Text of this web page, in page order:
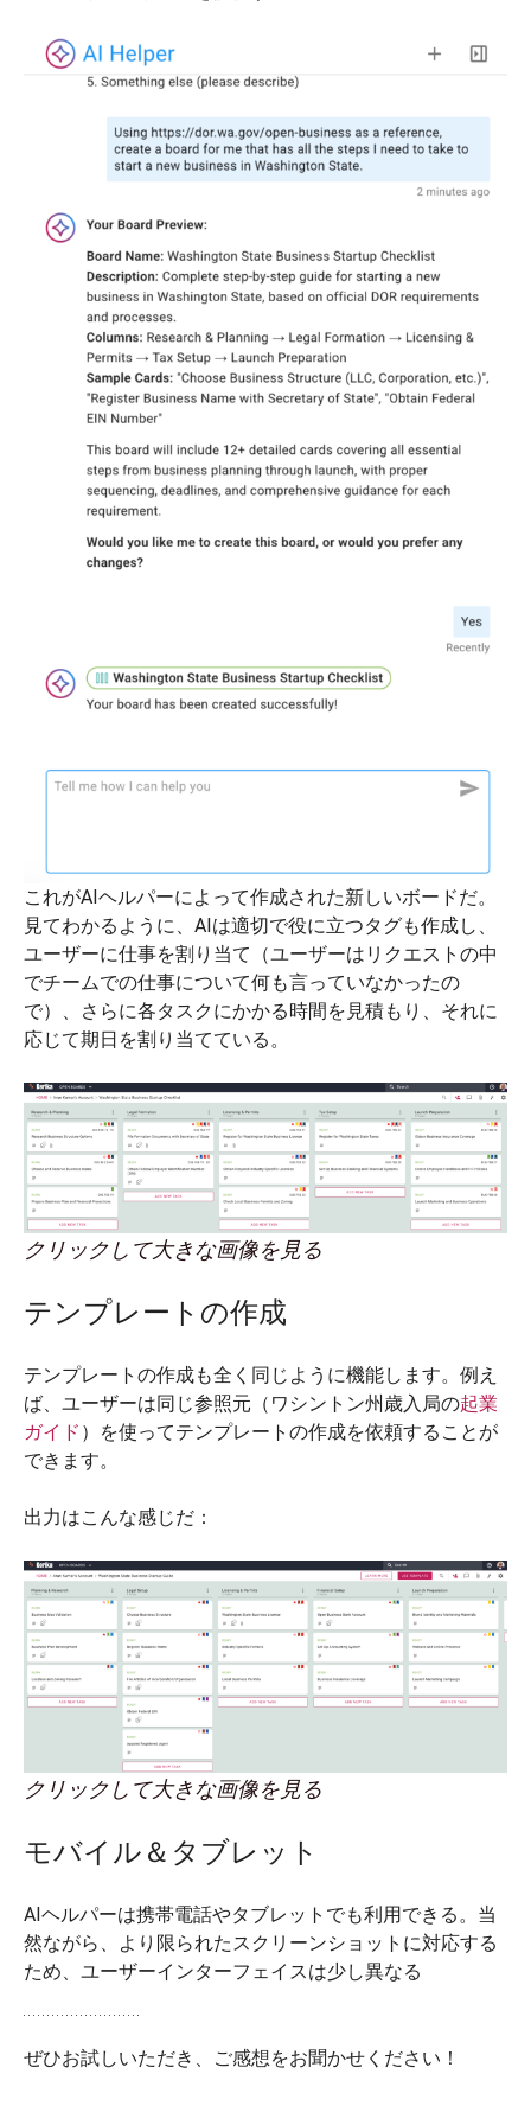
これがAIヘルパーによって作成された新しいボードだ。
見てわかるように、AIは適切で役に立つタグも作成し、
ユーザーに仕事を割り当て（ユーザーはリクエストの中
でチームでの仕事について何も言っていなかったの
で）、さらに各タスクにかかる時間を見積もり、それに
応じて期日を割り当てている。
クリックして大きな画像を見る
テンプレートの作成
テンプレートの作成も全く同じように機能します。例え
ば、ユーザーは同じ参照元（ワシントン州歳入局の起業
ガイド ）を使ってテンプレートの作成を依頼することが
できます。
出力はこんな感じだ：
クリックして大きな画像を見る
モバイル＆タブレット
AIヘルパーは携帯電話やタブレットでも利用できる。当
然ながら、より限られたスクリーンショットに対応する
ため、ユーザーインターフェイスは少し異なる
ぜひお試しいただき、ご感想をお聞かせください！